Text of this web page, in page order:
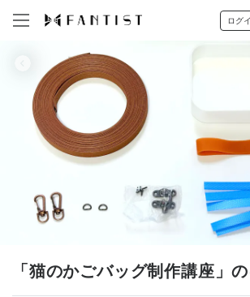
ログ
「猫のかごバッグ制作講座」